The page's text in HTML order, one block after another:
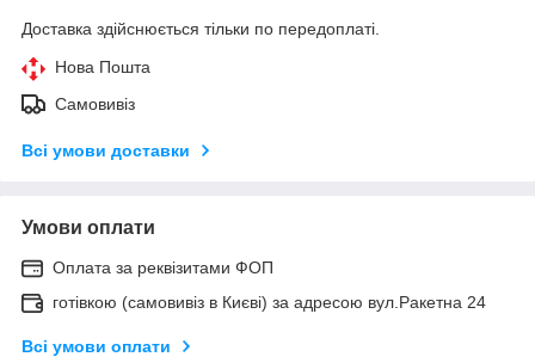
Доставка здійснюється тільки по передоплаті.
Нова Пошта
Самовивіз
Всі умови доставки
Умови оплати
Оплата за реквізитами ФОП
готівкою (самовивіз в Києві) за адресою вул.Ракетна 24
Всі умови оплати